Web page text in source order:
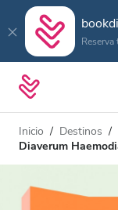
Inicio Destinos
Diaverum